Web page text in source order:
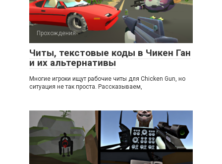
Прохождения
Читы, текстовые коды в Чикен Ган
и их альтернативы
Многие игроки ищут рабочие читы для Chicken Gun, но
ситуация не так проста. Рассказываем,